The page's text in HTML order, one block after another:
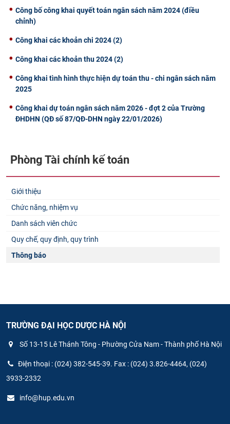
Công bố công khai quyết toán ngân sách năm 2024 (điều
chỉnh)
Công khai các khoản chi 2024 (2)
Công khai các khoản thu 2024 (2)
Công khai tình hình thực hiện dự toán thu - chi ngân sách năm
2025
Công khai dự toán ngân sách năm 2026 - đợt 2 của Trường
ĐHDHN (QĐ số 87/QĐ-DHN ngày 22/01/2026)
Phòng Tài chính kế toán
Giới thiệu
Chức năng, nhiệm vụ
Danh sách viên chức
Quy chế, quy định, quy trình
Thông báo
TRƯỜNG ĐẠI HỌC DƯỢC HÀ NỘI
Số 13-15 Lê Thánh Tông - Phường Cửa Nam - Thành phố Hà Nội
Điện thoại : (024) 382-545-39. Fax : (024) 3.826-4464, (024)
3933-2332
info@hup.edu.vn